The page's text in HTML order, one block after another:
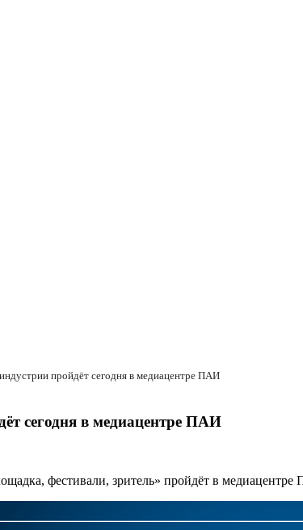
пройдёт сегодня в медиацентре ПАИ
сегодня в медиацентре ПАИ
фестивали, зритель» пройдёт в